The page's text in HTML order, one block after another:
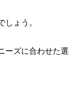
ょう。
ズに合わせた選